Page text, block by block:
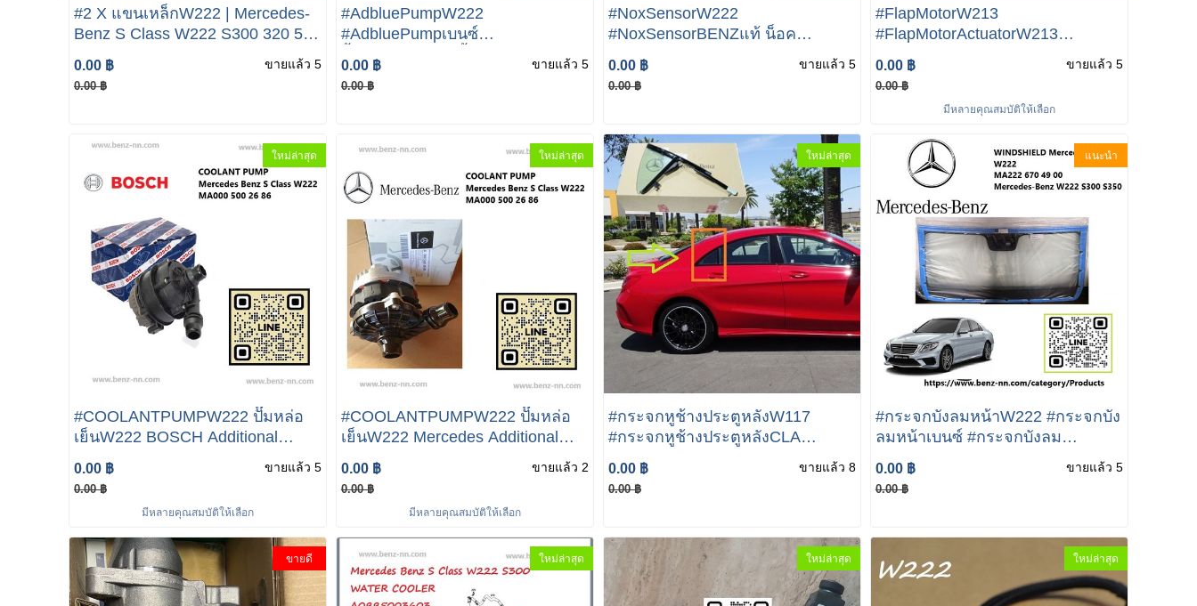
#2 X แขนเหล็กW222 | Mercedes-
Benz S Class W222 S300 320 500
0.00 ฿
0.00 ฿
ขายแล้ว 5
#AdbluePumpW222
#AdbluePumpเบนซ์
ปั้มAdblueW222 ปั้มAdblue
MERCEDES-BENZ S Class W222
Adblue Metering Pump Repair Kit
0.00 ฿
0.00 ฿
ขายแล้ว 5
#NoxSensorW222
#NoxSensorBENZแท้ น็อค
เซนเซอร์ / NoxSensor mercedes-
benz W222 ครื่องดีเซล OM651
W222 เบอร์ A000 905 34 03 /
GERMANY)
0.00 ฿
0.00 ฿
ขายแล้ว 5
#FlapMotorW213
#FlapMotorActuatorW213
servomotorW213 W222 W217
W245 W205 W169 W238 A169
906 01 0
0.00 ฿
0.00 ฿
ขายแล้ว 5
มีหลายคุณสมบัติให้เลือก
ใหม่ล่าสุด
#COOLANTPUMPW222 ปั๊มหล่อ
เย็นW222 BOSCH Additional
Water Pump For MERCEDES
Mercedes Benz S Class W222
0.00 ฿
0.00 ฿
ขายแล้ว 5
มีหลายคุณสมบัติให้เลือก
ใหม่ล่าสุด
#COOLANTPUMPW222 ปั๊มหล่อ
เย็นW222 Mercedes Additional
Water Pump For MERCEDES
Mercedes Benz S Class W222
0.00 ฿
0.00 ฿
ขายแล้ว 2
มีหลายคุณสมบัติให้เลือก
ใหม่ล่าสุด
#กระจกหูช้างประตูหลังW117
#กระจกหูช้างประตูหลังCLA
MERCEDES-BENZ CLA W117
CLA200 250 A117 730 01 18
0.00 ฿
0.00 ฿
ขายแล้ว 8
แนะนำ
#กระจกบังลมหน้าW222 #กระจกบัง
ลมหน้าเบนซ์ #กระจกบังลม
หน้าS300 WINDSHIELD กระจกบัง
ลมหน้า MA222 670 49 0 W222
S300 S350
0.00 ฿
0.00 ฿
ขายแล้ว 5
ขายดี ใหม่ล่าสุด ใหม่ล่าสุด ใหม่ล่าสุด